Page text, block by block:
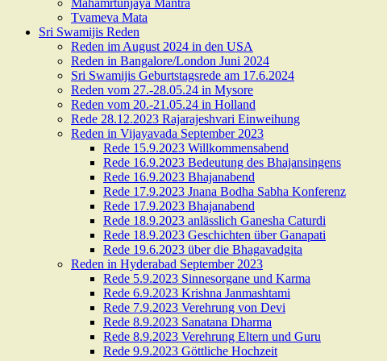
Tvameva Mata
Sri Swamijis Reden
Reden im August 2024 in den USA
Reden in Bangalore/London Juni 2024
Sri Swamijis Geburtstagsrede am 17.6.2024
Reden vom 27.-28.05.24 in Mysore
Reden vom 20.-21.05.24 in Holland
Rede 28.12.2023 Rajarajeshvari Einweihung
Reden in Vijayavada September 2023
Rede 15.9.2023 Willkommensabend
Rede 16.9.2023 Bedeutung des Bhajansingens
Rede 16.9.2023 Bhajanabend
Rede 17.9.2023 Jnana Bodha Sabha Konferenz
Rede 17.9.2023 Bhajanabend
Rede 18.9.2023 anlässlich Ganesha Caturdi
Rede 18.9.2023 Geschichten über Ganapati
Rede 19.6.2023 über die Bhagavadgita
Reden in Hyderabad September 2023
Rede 5.9.2023 Sinnesorgane und Karma
Rede 6.9.2023 Krishna Janmashtami
Rede 7.9.2023 Verehrung von Devi
Rede 8.9.2023 Sanatana Dharma
Rede 8.9.2023 Verehrung Eltern und Guru
Rede 9.9.2023 Göttliche Hochzeit